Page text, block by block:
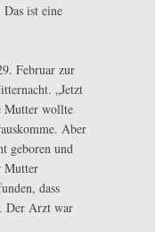
ist eine
Februar zur
„Jetzt
Mutter wollte
Aber
geboren und
Mutter
dass
Der Arzt war